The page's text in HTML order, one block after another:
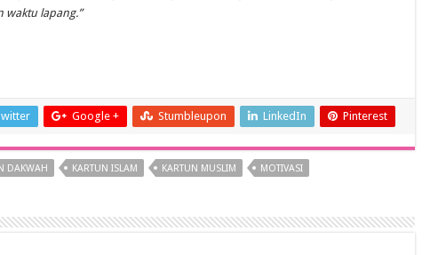
waktu lapang.”
Google + Stumbleupon LinkedIn Pinterest
DAKWAH KARTUN ISLAM KARTUN MUSLIM MOTIVASI